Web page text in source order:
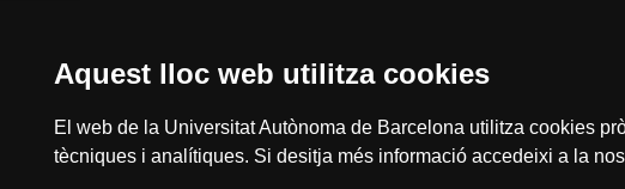
Aquest lloc web utilitza cookies
El web de la Universitat Autònoma de Barcelona utilitza cookies
tècniques i analítiques. Si desitja més informació accedeixi a la
He llegit i accepto l'
Avís legal